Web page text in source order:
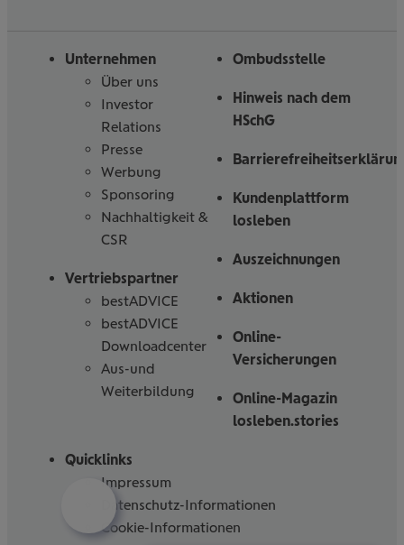
Unternehmen
Über uns
Investor
Relations
Presse
Werbung
Sponsoring
Nachhaltigkeit &
CSR
Vertriebspartner
bestADVICE
bestADVICE
Downloadcenter
Aus-und
Weiterbildung
Ombudsstelle
Hinweis nach dem
HSchG
Kundenplattform
losleben
Auszeichnungen
Aktionen
Online-
Versicherungen
Online-Magazin
losleben.stories
Quicklinks
Impressum
Datenschutz-Informationen
Cookie-Informationen
uns